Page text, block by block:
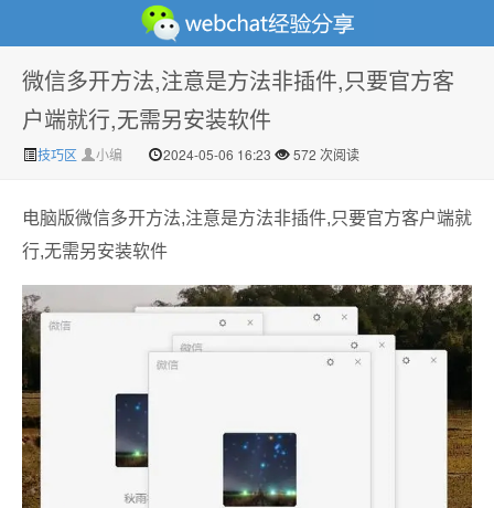
微信经验技巧分享网 - 2人共享实时位置怎么修改自己的
虚拟位置
微信多开方法,注意是方法非插件,只要官方客
户端就行,无需另安装软件
技巧区 小编 2024-05-06 16:23 572 次阅读
电脑版微信多开方法,注意是方法非插件,只要官方客户端就
行,无需另安装软件